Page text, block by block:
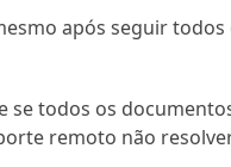
após seguir
se todos os
remoto não